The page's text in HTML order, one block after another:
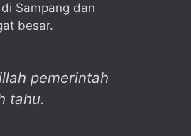
Sampang dan
besar.
pemerintah
tahu.